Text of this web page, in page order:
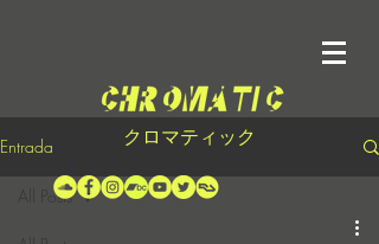
クロマティック
Entrada
All Posts